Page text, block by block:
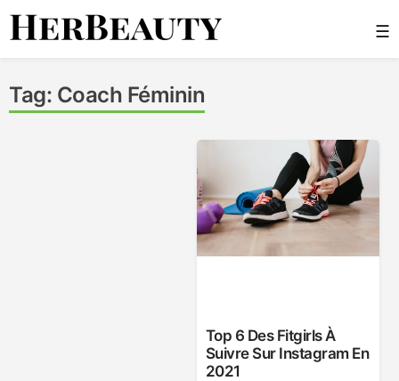
Skip
☰
Tag: Coach Féminin
Top 6 Des Fitgirls À
Suivre Sur Instagram En
2021